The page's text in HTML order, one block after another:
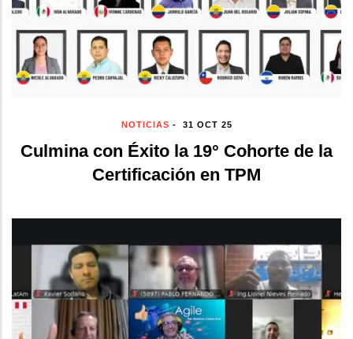
NOTICIAS - 31 OCT 25
Culmina con Éxito la 19° Cohorte de la
Certificación en TPM